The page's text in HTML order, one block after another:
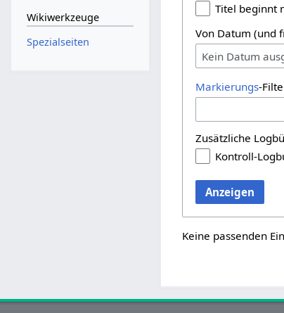
Titel beginnt
Von Datum (und
Kein Datum
Markierungs-
Zusätzliche
Kontroll-
Anzeigen
Keine passenden
Wikiwerkzeuge
Spezialseiten